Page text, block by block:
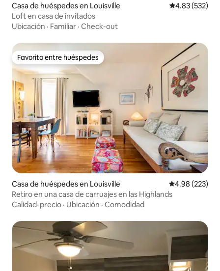
Casa de huéspedes en Louisville Calificación
4.83 (532)
Loft en casa de invitados
Ubicación · Familiar · Check-out
Favorito entre huéspedes
Favorito entre huéspedes
Casa de huéspedes en Louisville Calificación
4.98 (223)
Retiro en una casa de carruajes en las Highlands
Calidad-precio · Ubicación · Comodidad